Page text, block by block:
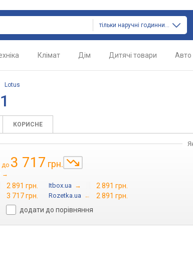
тільки наручні годинники
Клімат Дім Дитячі товари Авто
Lotus
КОРИСНЕ
до 3 717 грн.
→
2 891 грн. Itbox.ua → 2 891 грн.
3 717 грн. Rozetka.ua →
2 891 грн.
додати до порівняння